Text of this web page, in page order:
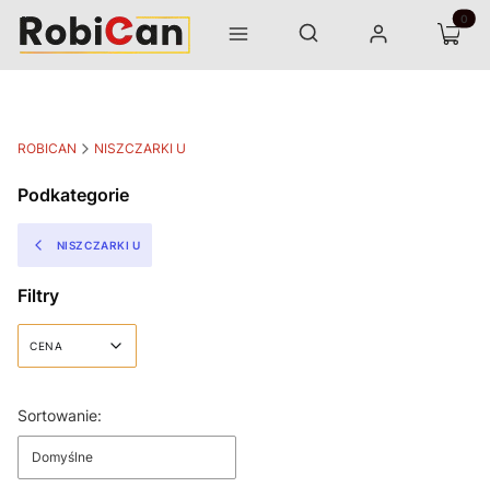
Menu Otwórz wyszukiwarkę
Szukaj Zaloguj się Koszyk
ROBICAN NISZCZARKI U
Podkategorie
NISZCZARKI U
Filtry
CENA
Lista produktów
Sortowanie:
Domyślne